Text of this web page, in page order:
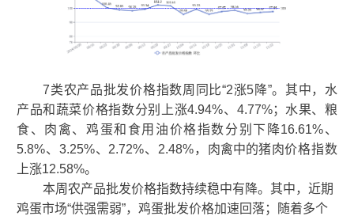
7类农产品批发价格指数周同比“2涨5降”。其中，水
产品和蔬菜价格指数分别上涨4.94%、4.77%；水果、粮
食、肉禽、鸡蛋和食用油价格指数分别下降16.61%、
5.8%、3.25%、2.72%、2.48%， 肉禽中的猪肉价格指数
上涨12.58%。
本周农产品批发价格指数持续稳中有降。其中，近期
鸡蛋市场“供强需弱”，鸡蛋批发价格加速回落；随着多个